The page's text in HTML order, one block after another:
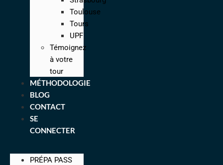
Toulouse
Tours
UPF
Témoignez
à votre
tour
MÉTHODOLOGIE
BLOG
CONTACT
SE
CONNECTER
PRÉPA PASS